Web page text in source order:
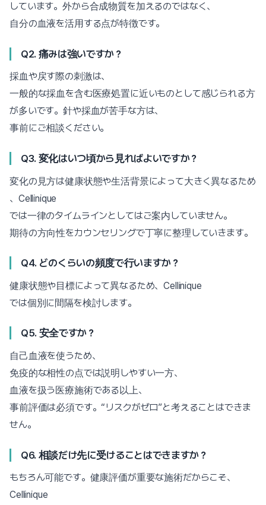
しています。外から合成物質を加えるのではなく、
自分の血液を活用する点が特徴です。
Q2. 痛みは強いですか？
採血や戻す際の刺激は、
一般的な採血を含む医療処置に近いものとして感じられる方
が多いです。針や採血が苦手な方は、
事前にご相談ください。
Q3. 変化はいつ頃から見ればよいですか？
変化の見方は健康状態や生活背景によって大きく異なるため
、Cellinique
では一律のタイムラインとしてはご案内していません。
期待の方向性をカウンセリングで丁寧に整理していきます。
Q4. どのくらいの頻度で行いますか？
健康状態や目標によって異なるため、Cellinique
では個別に間隔を検討します。
Q5. 安全ですか？
自己血液を使うため、
免疫的な相性の点では説明しやすい一方、
血液を扱う医療施術である以上、
事前評価は必須です。“リスクがゼロ”と考えることはできま
せん。
Q6. 相談だけ先に受けることはできますか？
もちろん可能です。健康評価が重要な施術だからこそ、
Cellinique